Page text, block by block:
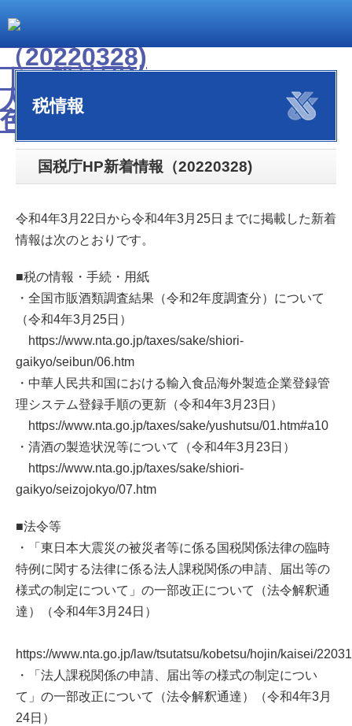
税情報
国税庁HP新着情報（20220328)
令和4年3月22日から令和4年3月25日までに掲載した新着
情報は次のとおりです。
■税の情報・手続・用紙
・全国市販酒類調査結果（令和2年度調査分）について
（令和4年3月25日）
https://www.nta.go.jp/taxes/sake/shiori-
gaikyo/seibun/06.htm
・中華人民共和国における輸入食品海外製造企業登録管
理システム登録手順の更新（令和4年3月23日）
https://www.nta.go.jp/taxes/sake/yushutsu/01.htm#a10
・清酒の製造状況等について（令和4年3月23日）
https://www.nta.go.jp/taxes/sake/shiori-
gaikyo/seizojokyo/07.htm
■法令等
・「東日本大震災の被災者等に係る国税関係法律の臨時
特例に関する法律に係る法人課税関係の申請、届出等の
様式の制定について」の一部改正について（法令解釈通
達）（令和4年3月24日）
https://www.nta.go.jp/law/tsutatsu/kobetsu/hojin/kaisei/
・「法人課税関係の申請、届出等の様式の制定につい
て」の一部改正について（法令解釈通達）（令和4年3月
24日）